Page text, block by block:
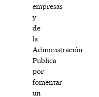
empresas
y
de
la
Administración
Publica
por
fomentar
un